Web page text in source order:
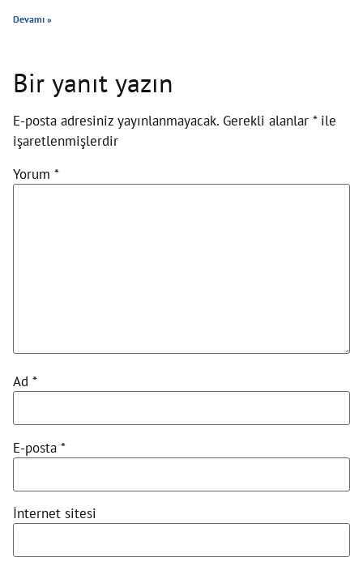
Devamı »
Bir yanıt yazın
E-posta adresiniz yayınlanmayacak. Gerekli alanlar *ile
işaretlenmişlerdir
Yorum *
Ad *
E-posta *
İnternet sitesi